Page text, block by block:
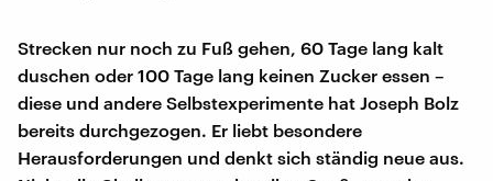
Strecken nur noch zu Fuß gehen, 60 Tage lang kalt
duschen oder 100 Tage lang keinen Zucker essen –
diese und andere Selbstexperimente hat Joseph Bolz
bereits durchgezogen. Er liebt besondere
Herausforderungen und denkt sich ständig neue aus.